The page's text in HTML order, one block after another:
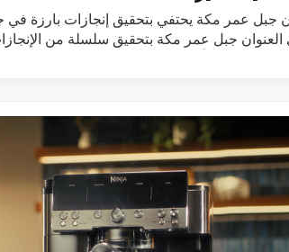
جبل عمر مكة يحتفي بتحقيق إنجازات بارزة
العنوان جبل عمر مكة بتحقيق سلسلة من